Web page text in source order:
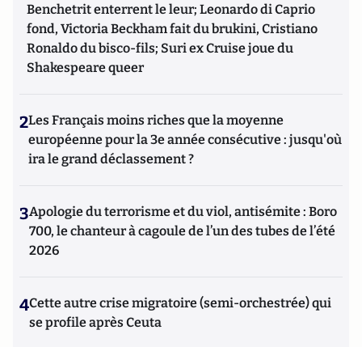
Benchetrit enterrent le leur; Leonardo di Caprio
fond, Victoria Beckham fait du brukini, Cristiano
Ronaldo du bisco-fils; Suri ex Cruise joue du
Shakespeare queer
2Les Français moins riches que la moyenne
européenne pour la 3e année consécutive : jusqu'où
ira le grand déclassement ?
3Apologie du terrorisme et du viol, antisémite : Boro
700, le chanteur à cagoule de l’un des tubes de l’été
2026
4Cette autre crise migratoire (semi-orchestrée) qui
se profile après Ceuta